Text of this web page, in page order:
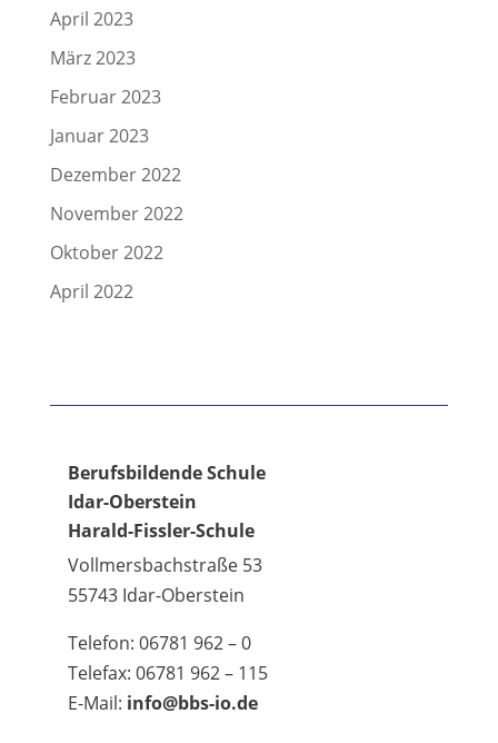
April 2023
März 2023
Februar 2023
Januar 2023
Dezember 2022
November 2022
Oktober 2022
April 2022
Berufsbildende Schule
Idar-Oberstein
Harald-Fissler-Schule
Vollmersbachstraße 53
55743 Idar-Oberstein
Telefon: 06781 962 – 0
Telefax: 06781 962 – 115
E-Mail: info@bbs-io.de